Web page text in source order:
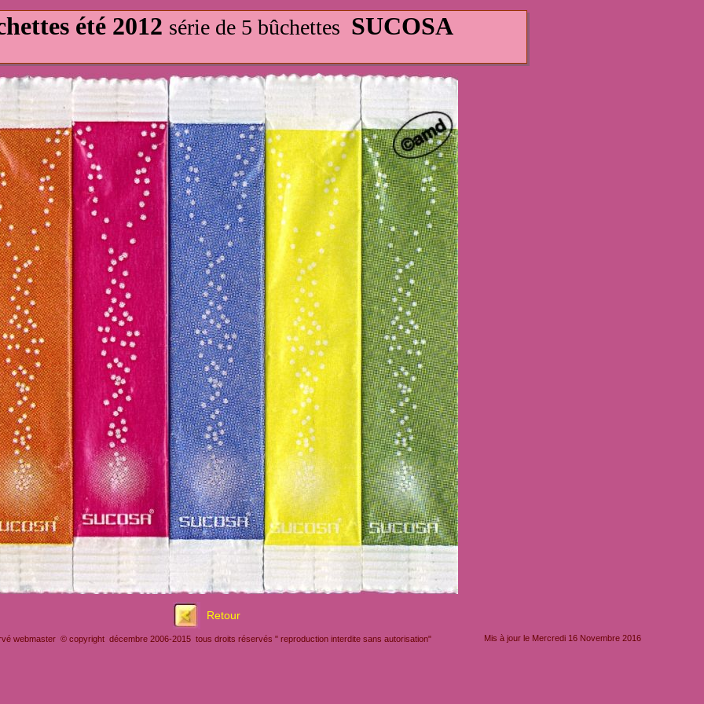
Retour
été 2012 série de 5 bûchettes SUCOSA
Mis à jour le Mercredi 16 Novembre 2016
webmaster © copyright décembre 2006-2015 tous droits réservés " reproduction interdite sans autorisation"